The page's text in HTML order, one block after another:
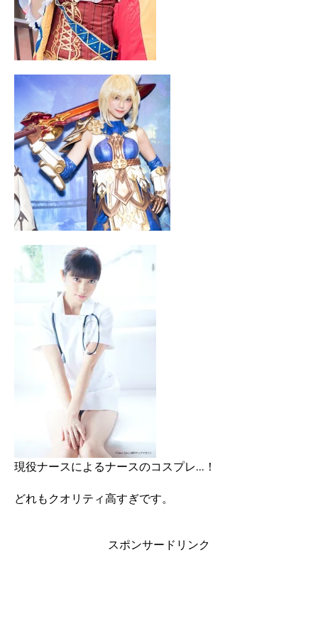
現役ナースによるナースのコスプレ…！
どれもクオリティ高すぎです。
スポンサードリンク